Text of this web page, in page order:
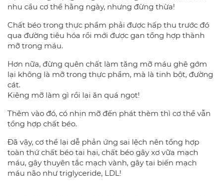
nhu cầu cơ thể hằng ngày, nhưng đừng thừa!
Chất béo trong thực phẩm phải được hấp thu trước đó
qua đường tiêu hóa rồi mới được gan tổng hợp thành
mỡ trong máu.
Hơn nữa, đừng quên chất làm tăng mỡ máu ghê gớm
lại không là mỡ trong thực phẩm, mà là tinh bột, đường
cát.
Kiêng mỡ làm gì rồi lại ăn quá ngọt!
Thêm vào đó, có nhịn mỡ đến phát thèm thì cơ thể vẫn
tổng hợp chất béo.
Đã vậy, cơ thể lại dễ phản ứng sai lệch nên tổng hợp
toàn thứ chất béo tai hại, chất béo gây xơ vữa mạch
máu, gây thuyên tắc mạch vành, gây tai biến mạch
máu não như triglyceride, LDL!